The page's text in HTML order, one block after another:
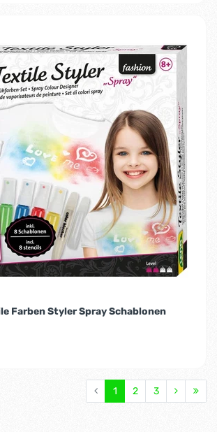
Farben Styler Spray Schablonen
1 2 3